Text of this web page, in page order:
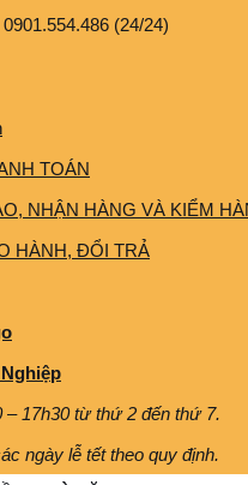
(24/24)
TOÁN
NHẬN HÀNG VÀ KIỂM
HÀNH, ĐỔI TRẢ
– 17h30 từ thứ 2 đến thứ 7.
ngày lễ tết theo quy định.